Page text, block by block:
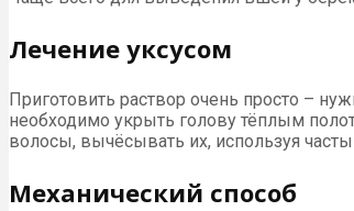
Лечение уксусом
Приготовить раствор очень просто –
необходимо укрыть голову тёплым
волосы, вычёсывать их, используя
Механический способ